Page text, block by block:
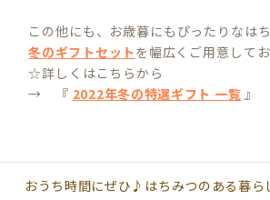
この他にも、お歳暮にもぴったりなは
冬のギフトセットを幅広くご用意してお
☆詳しくはこちらから
→ 『 2022年冬の特選ギフト 一覧 』
おうち時間にぜひ♪はちみつのある暮ら